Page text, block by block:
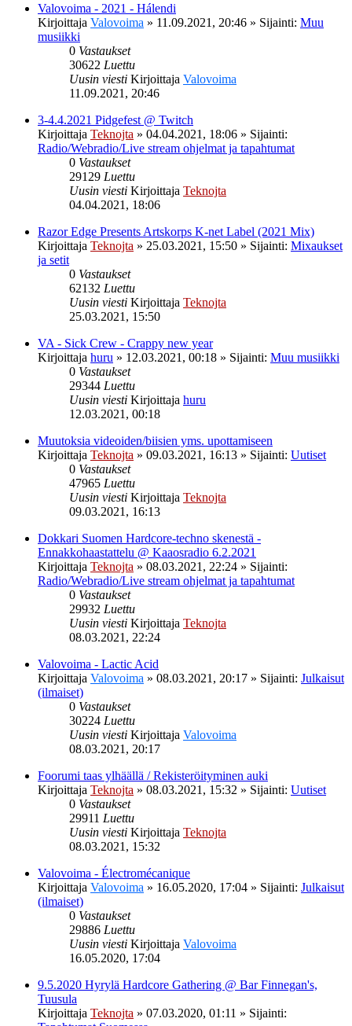
Valovoima - 2021 - Hálendi
Kirjoittaja Valovoima » 11.09.2021, 20:46 » Sijainti: Muu
musiikki
0 Vastaukset
30622 Luettu
Uusin viesti Kirjoittaja Valovoima
11.09.2021, 20:46
3-4.4.2021 Pidgefest @ Twitch
Kirjoittaja Teknojta » 04.04.2021, 18:06 » Sijainti:
Radio/Webradio/Live stream ohjelmat ja tapahtumat
0 Vastaukset
29129 Luettu
Uusin viesti Kirjoittaja Teknojta
04.04.2021, 18:06
Razor Edge Presents Artskorps K-net Label (2021 Mix)
Kirjoittaja Teknojta » 25.03.2021, 15:50 » Sijainti: Mixaukset
ja setit
0 Vastaukset
62132 Luettu
Uusin viesti Kirjoittaja Teknojta
25.03.2021, 15:50
VA - Sick Crew - Crappy new year
Kirjoittaja huru » 12.03.2021, 00:18 » Sijainti: Muu musiikki
0 Vastaukset
29344 Luettu
Uusin viesti Kirjoittaja huru
12.03.2021, 00:18
Muutoksia videoiden/biisien yms. upottamiseen
Kirjoittaja Teknojta » 09.03.2021, 16:13 » Sijainti: Uutiset
0 Vastaukset
47965 Luettu
Uusin viesti Kirjoittaja Teknojta
09.03.2021, 16:13
Dokkari Suomen Hardcore-techno skenestä -
Ennakkohaastattelu @ Kaaosradio 6.2.2021
Kirjoittaja Teknojta » 08.03.2021, 22:24 » Sijainti:
Radio/Webradio/Live stream ohjelmat ja tapahtumat
0 Vastaukset
29932 Luettu
Uusin viesti Kirjoittaja Teknojta
08.03.2021, 22:24
Valovoima - Lactic Acid
Kirjoittaja Valovoima » 08.03.2021, 20:17 » Sijainti: Julkaisut
(ilmaiset)
0 Vastaukset
30224 Luettu
Uusin viesti Kirjoittaja Valovoima
08.03.2021, 20:17
Foorumi taas ylhäällä / Rekisteröityminen auki
Kirjoittaja Teknojta » 08.03.2021, 15:32 » Sijainti: Uutiset
0 Vastaukset
29911 Luettu
Uusin viesti Kirjoittaja Teknojta
08.03.2021, 15:32
Valovoima - Électromécanique
Kirjoittaja Valovoima » 16.05.2020, 17:04 » Sijainti: Julkaisut
(ilmaiset)
0 Vastaukset
29886 Luettu
Uusin viesti Kirjoittaja Valovoima
16.05.2020, 17:04
9.5.2020 Hyrylä Hardcore Gathering @ Bar Finnegan's,
Tuusula
Kirjoittaja Teknojta » 07.03.2020, 01:11 » Sijainti: